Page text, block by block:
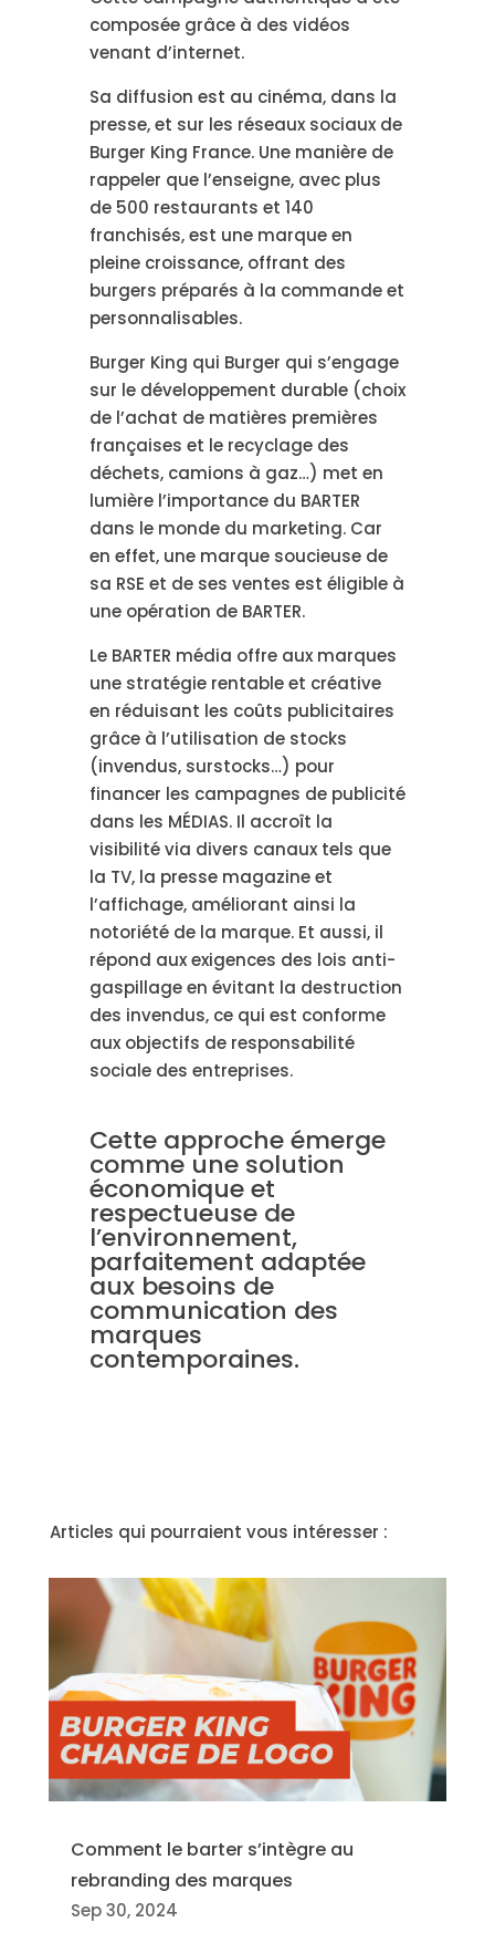
composée grâce à des vidéos
venant d’internet.
Sa diffusion est au cinéma, dans la
presse, et sur les réseaux sociaux de
Burger King France. Une manière de
rappeler que l’enseigne, avec plus
de 500 restaurants et 140
franchisés, est une marque en
pleine croissance, offrant des
burgers préparés à la commande et
personnalisables.
Burger King qui Burger qui s’engage
sur le développement durable (choix
de l’achat de matières premières
françaises et le recyclage des
déchets, camions à gaz…) met en
lumière l’importance du BARTER
dans le monde du marketing. Car
en effet, une marque soucieuse de
sa RSE et de ses ventes est éligible à
une opération de BARTER.
Le BARTER média offre aux marques
une stratégie rentable et créative
en réduisant les coûts publicitaires
grâce à l’utilisation de stocks
(invendus, surstocks…) pour
financer les campagnes de publicité
dans les MÉDIAS. Il accroît la
visibilité via divers canaux tels que
la TV, la presse magazine et
l’affichage, améliorant ainsi la
notoriété de la marque. Et aussi, il
répond aux exigences des lois anti-
gaspillage en évitant la destruction
des invendus, ce qui est conforme
aux objectifs de responsabilité
sociale des entreprises.
Cette approche émerge
comme une solution
économique et
respectueuse de
l’environnement,
parfaitement adaptée
aux besoins de
communication des
marques
contemporaines.
Articles qui pourraient vous intéresser :
Comment le barter s’intègre au
rebranding des marques
Sep 30, 2024